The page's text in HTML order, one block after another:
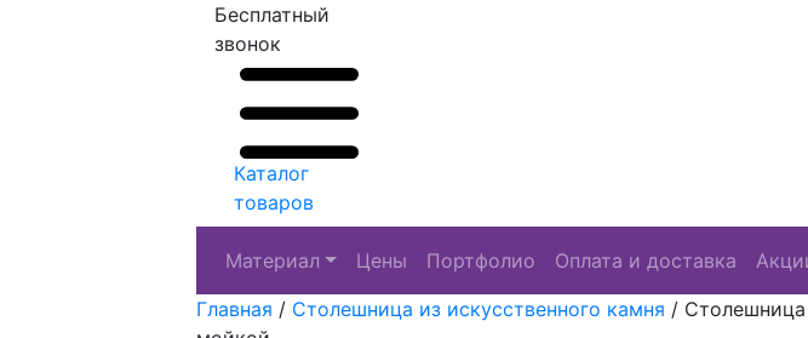
Бесплатный
звонок
Каталог
товаров
Материал Цены Портфолио Оплата и доставка
Главная / Столешница из искусственного камня / Столешница